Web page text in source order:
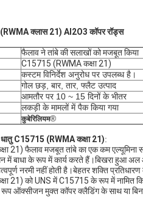
क्लास 21) Al2O3 कॉपर रॉड्स
फैलाव ने तांबे की सलाखों को मजबूत किया
C15715 (RWMA कक्षा 21)
कस्टम विनिर्देश अनुरोध पर उपलब्ध है।
गोल छड़, बार, तार, फ्लैट उत्पाद
आमतौर पर 10 ~ 15 दिनों के भीतर
लकड़ी के मामलों में पैक किया गया
कुबेरिलियम®
C15715 (RWMA कक्षा 21):
21) फैलाव मजबूत तांबे का एक कम
में बाधा के रूप में कार्य करते हैं।बिखरा हुआ
नरमी नहीं होती है।बेहतर शक्ति
21) को UNS में C15715 के रूप में नामित
ऑक्सीजन मुक्त कॉपर क्लैडिंग के साथ या